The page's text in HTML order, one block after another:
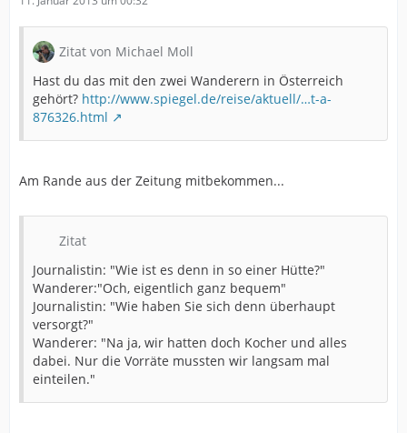
Zitat von Michael Moll
Hast du das mit den zwei Wanderern in Österreich
gehört? http://www.spiegel.de/reise/aktuell/…t-a-
876326.html
Am Rande aus der Zeitung mitbekommen...
Zitat
Journalistin: "Wie ist es denn in so einer Hütte?"
Wanderer:"Och, eigentlich ganz bequem"
Journalistin: "Wie haben Sie sich denn überhaupt
versorgt?"
Wanderer: "Na ja, wir hatten doch Kocher und alles
dabei. Nur die Vorräte mussten wir langsam mal
einteilen."